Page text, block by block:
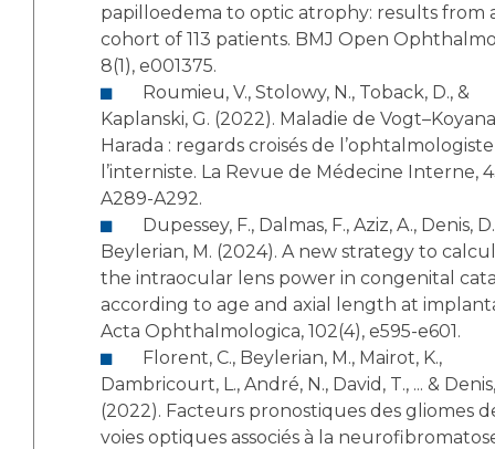
papilloedema to optic atrophy: results from
cohort of 113 patients. BMJ Open
8(1), e001375.
Kaplanski, G. (2022). Maladie de
Harada : regards croisés de
l’interniste. La Revue de Médecine Interne,
A289-A292.
Beylerian, M. (2024). A new strategy to
the intraocular lens power in congenital
according to age and axial length at
Acta Ophthalmologica, 102(4), e595-e601.
Dambricourt, L., André, N., David, T., ... &
(2022). Facteurs pronostiques des gliomes
voies optiques associés à la